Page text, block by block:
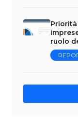
ruolo